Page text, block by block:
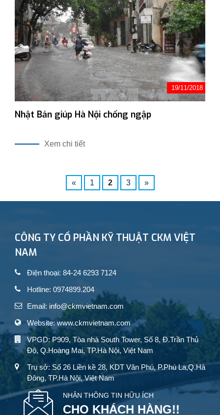
19/11/2018
Nhật Bản giúp Hà Nội chống ngập
Xem chi tiết
« 1 2 3 »
CÔNG TY CỔ PHẦN KỸ THUẬT CKM VIỆT
NAM
Điện thoại: 84-24 6293 7124
Hotline: 0974899.204
Email: info@ckmvietnam.com
Website: www.ckmvietnam.com
VPGD: P909, Tòa nhà South Tower, Số 8, Đ.Trần Thủ
Độ, Q.Hoàng Mai, TP.Hà Nội, Việt Nam
Trụ sở: Số 26 Liền kề 28, KDT Văn Phú, P.Phú La,Q.Hà
Đông, TP.Hà Nội, Việt Nam
NHẬN THÔNG TIN HỮU ÍCH
CHO KHÁCH HÀNG!!